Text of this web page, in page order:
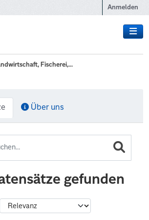
Anmelden
Fischerei,...
Über uns
gefunden